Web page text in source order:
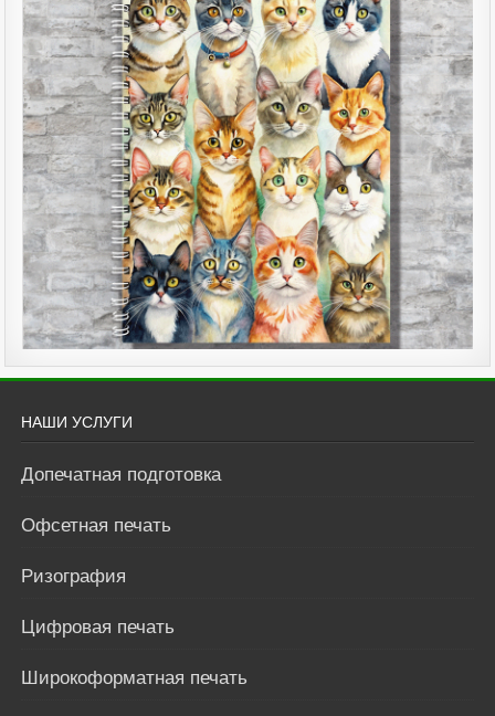
НАШИ УСЛУГИ
Допечатная подготовка
Офсетная печать
Ризография
Цифровая печать
Широкоформатная печать